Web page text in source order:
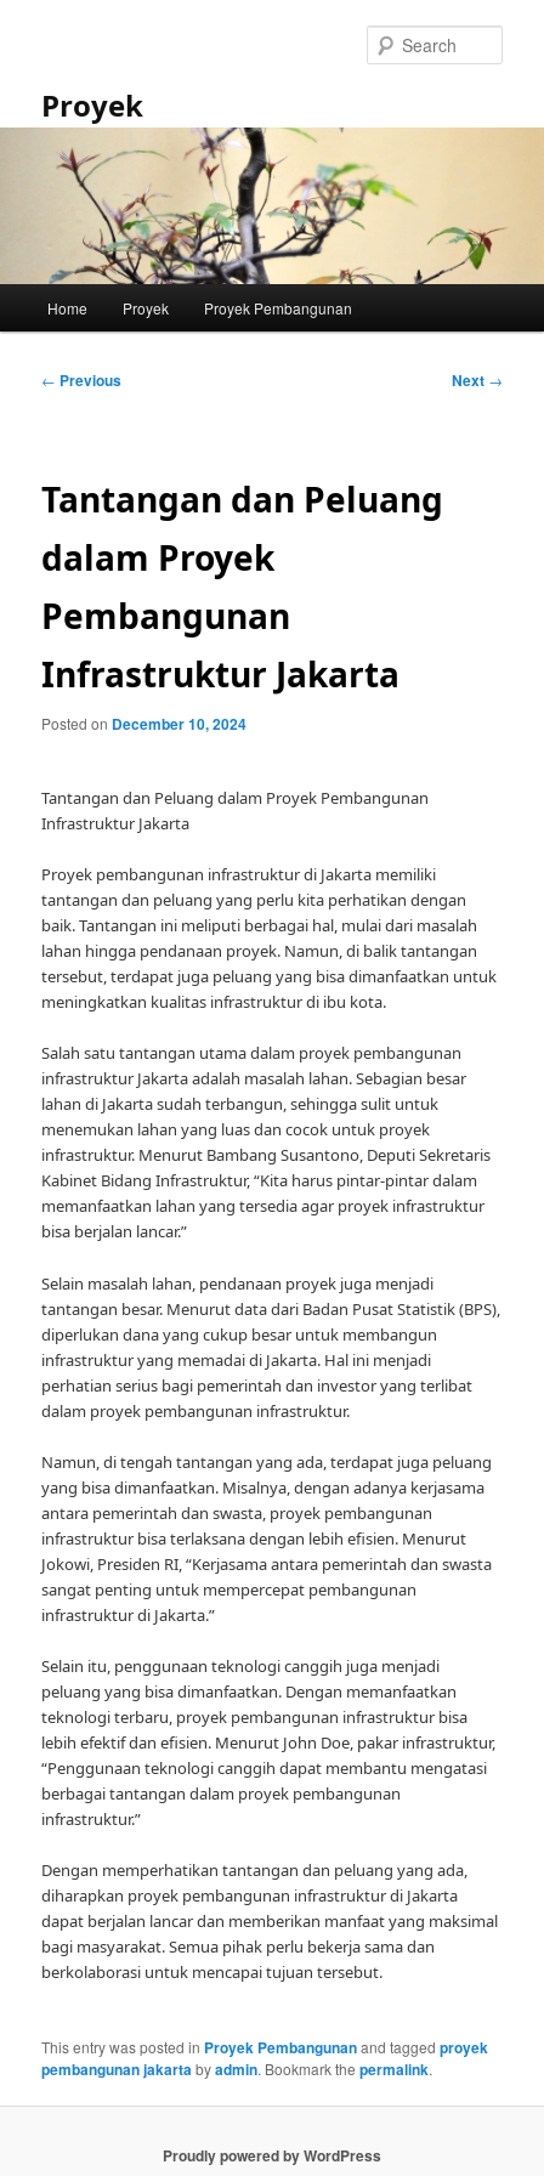
Proyek
Home Proyek Proyek Pembangunan
Post
← Previous Next →
Tantangan dan Peluang
dalam Proyek
Pembangunan
Infrastruktur Jakarta
Posted on December 10, 2024
Tantangan dan Peluang dalam Proyek Pembangunan
Infrastruktur Jakarta
Proyek pembangunan infrastruktur di Jakarta memiliki
tantangan dan peluang yang perlu kita perhatikan dengan
baik. Tantangan ini meliputi berbagai hal, mulai dari masalah
lahan hingga pendanaan proyek. Namun, di balik tantangan
tersebut, terdapat juga peluang yang bisa dimanfaatkan untuk
meningkatkan kualitas infrastruktur di ibu kota.
Salah satu tantangan utama dalam proyek pembangunan
infrastruktur Jakarta adalah masalah lahan. Sebagian besar
lahan di Jakarta sudah terbangun, sehingga sulit untuk
menemukan lahan yang luas dan cocok untuk proyek
infrastruktur. Menurut Bambang Susantono, Deputi Sekretaris
Kabinet Bidang Infrastruktur, “Kita harus pintar-pintar dalam
memanfaatkan lahan yang tersedia agar proyek infrastruktur
bisa berjalan lancar.”
Selain masalah lahan, pendanaan proyek juga menjadi
tantangan besar. Menurut data dari Badan Pusat Statistik (BPS),
diperlukan dana yang cukup besar untuk membangun
infrastruktur yang memadai di Jakarta. Hal ini menjadi
perhatian serius bagi pemerintah dan investor yang terlibat
dalam proyek pembangunan infrastruktur.
Namun, di tengah tantangan yang ada, terdapat juga peluang
yang bisa dimanfaatkan. Misalnya, dengan adanya kerjasama
antara pemerintah dan swasta, proyek pembangunan
infrastruktur bisa terlaksana dengan lebih efisien. Menurut
Jokowi, Presiden RI, “Kerjasama antara pemerintah dan swasta
sangat penting untuk mempercepat pembangunan
infrastruktur di Jakarta.”
Selain itu, penggunaan teknologi canggih juga menjadi
peluang yang bisa dimanfaatkan. Dengan memanfaatkan
teknologi terbaru, proyek pembangunan infrastruktur bisa
lebih efektif dan efisien. Menurut John Doe, pakar infrastruktur,
“Penggunaan teknologi canggih dapat membantu mengatasi
berbagai tantangan dalam proyek pembangunan
infrastruktur.”
Dengan memperhatikan tantangan dan peluang yang ada,
diharapkan proyek pembangunan infrastruktur di Jakarta
dapat berjalan lancar dan memberikan manfaat yang maksimal
bagi masyarakat. Semua pihak perlu bekerja sama dan
berkolaborasi untuk mencapai tujuan tersebut.
This entry was posted in Proyek Pembangunanand taggedproyek
pembangunan jakartabyadmin. Bookmark thepermalink.
Proudly powered by WordPress